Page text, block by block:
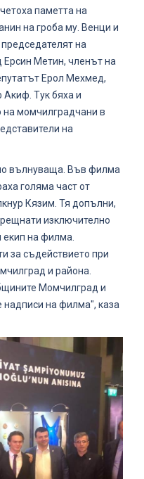
паметта на
на гроба му. Венци и
на
Метин, членът на
Ерол Мехмед,
Тук бяха и
на момчилградчани в
на
вълнуваща. Във филма
голяма част от
Кязим. Тя допълни,
изключително
екип на филма.
за съдействието при
и района.
Момчилград и
на филма", каза